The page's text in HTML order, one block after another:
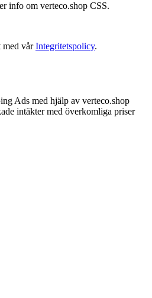
info om verteco.shop CSS.
med vårIntegritetspolicy.
Ads med hjälp av verteco.shop
intäkter med överkomliga priser